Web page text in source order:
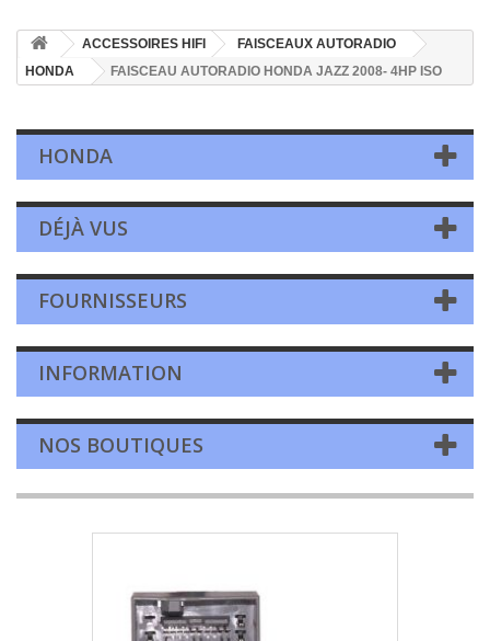
ACCESSOIRES HIFI
FAISCEAUX AUTORADIO
HONDA
FAISCEAU AUTORADIO HONDA JAZZ 2008- 4HP ISO
HONDA
DÉJÀ VUS
FOURNISSEURS
INFORMATION
NOS BOUTIQUES